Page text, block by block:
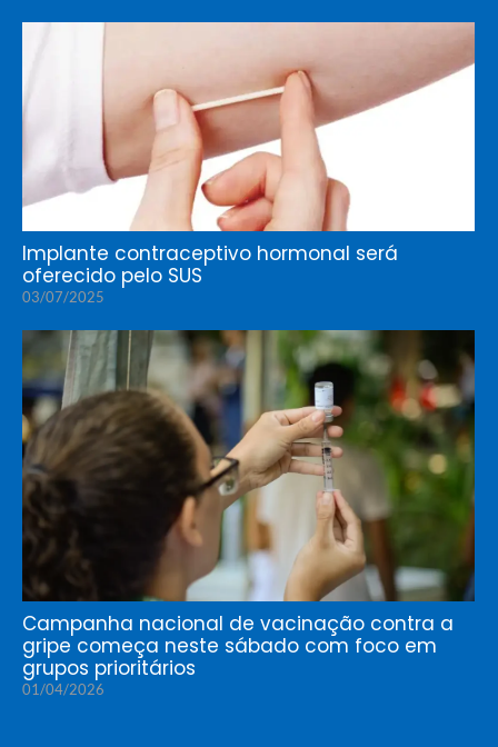
Implante contraceptivo hormonal será
oferecido pelo SUS
03/07/2025
Campanha nacional de vacinação contra a
gripe começa neste sábado com foco em
grupos prioritários
01/04/2026